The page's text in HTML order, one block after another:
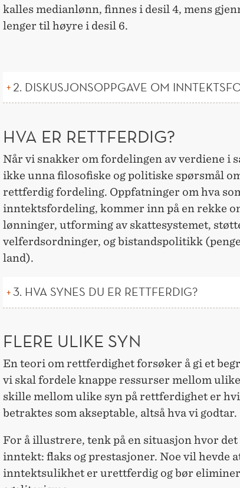
kalles medianlønn, finnes i desil 4, mens
lenger til høyre i desil 6.
2. DISKUSJONSOPPGAVE OM
HVA ER RETTFERDIG?
Når vi snakker om fordelingen av verdiene i
ikke unna filosofiske og politiske spørsmål
rettferdig fordeling. Oppfatninger om hva
inntektsfordeling, kommer inn på en rekke
lønninger, utforming av skattesystemet,
velferdsordninger, og bistandspolitikk
land).
3. HVA SYNES DU ER RETTFERDIG?
FLERE ULIKE SYN
En teori om rettferdighet forsøker å gi et
vi skal fordele knappe ressurser mellom
skille mellom ulike syn på rettferdighet er
betraktes som akseptable, altså hva vi godtar.
For å illustrere, tenk på en situasjon hvor
inntekt: flaks og prestasjoner. Noe vil hevde
inntektsulikhet er urettferdig og bør